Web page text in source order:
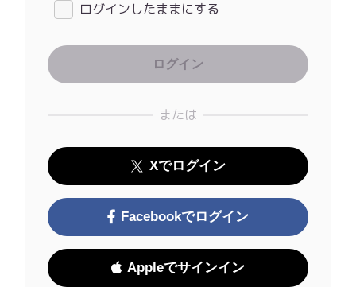
ログインしたままにする
または
Xでログイン
Facebookでログイン
Appleでサインイン